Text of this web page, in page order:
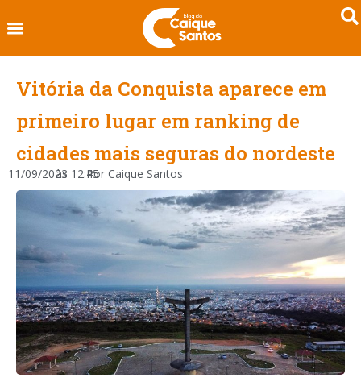
Vitória da Conquista aparece em
primeiro lugar em ranking de
cidades mais seguras do nordeste
11/09/2023
às 12:45
Por Caique Santos